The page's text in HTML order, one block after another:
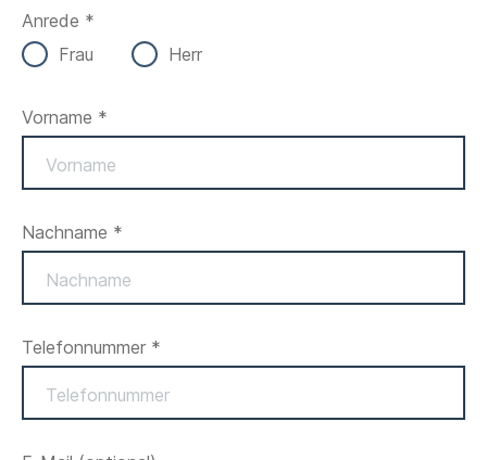
Anrede *
Frau
Herr
Vorname *
Nachname *
Telefonnummer *